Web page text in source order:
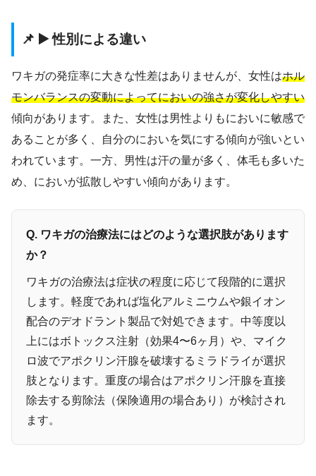
📌 ▶️ 性別による違い
ワキガの発症率に大きな性差はありませんが、女性はホル
モンバランスの変動によってにおいの強さが変化しやすい
傾向があります。また、女性は男性よりもにおいに敏感で
あることが多く、自分のにおいを気にする傾向が強いとい
われています。一方、男性は汗の量が多く、体毛も多いた
め、においが拡散しやすい傾向があります。
Q. ワキガの治療法にはどのような選択肢があります
か？
ワキガの治療法は症状の程度に応じて段階的に選択
します。軽度であれば塩化アルミニウムや銀イオン
配合のデオドラント製品で対処できます。中等度以
上にはボトックス注射（効果4〜6ヶ月）や、マイク
ロ波でアポクリン汗腺を破壊するミラドライが選択
肢となります。重度の場合はアポクリン汗腺を直接
除去する剪除法（保険適用の場合あり）が検討され
ます。